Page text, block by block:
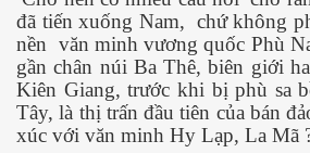
đã tiến xuống Nam, chứ không
nền văn minh vương quốc Phù
gần chân núi Ba Thê, biên giới
Kiên Giang, trước khi bị phù sa
Tây, là thị trấn đầu tiên của bán
xúc với văn minh Hy Lạp, La Mã
làm gì?